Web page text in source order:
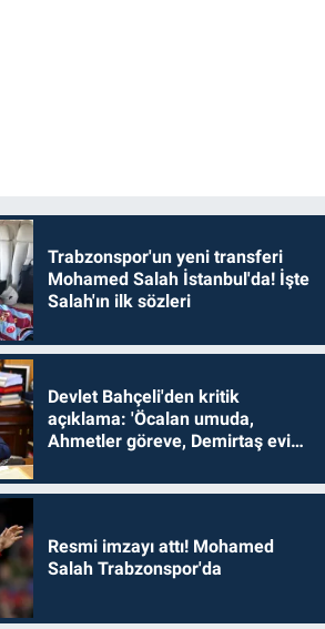
Trabzonspor'un yeni transferi
Mohamed Salah İstanbul'da! İşte
Salah'ın ilk sözleri
Devlet Bahçeli'den kritik
açıklama: 'Öcalan umuda,
Ahmetler göreve, Demirtaş evine
Resmi imzayı attı! Mohamed
Salah Trabzonspor'da